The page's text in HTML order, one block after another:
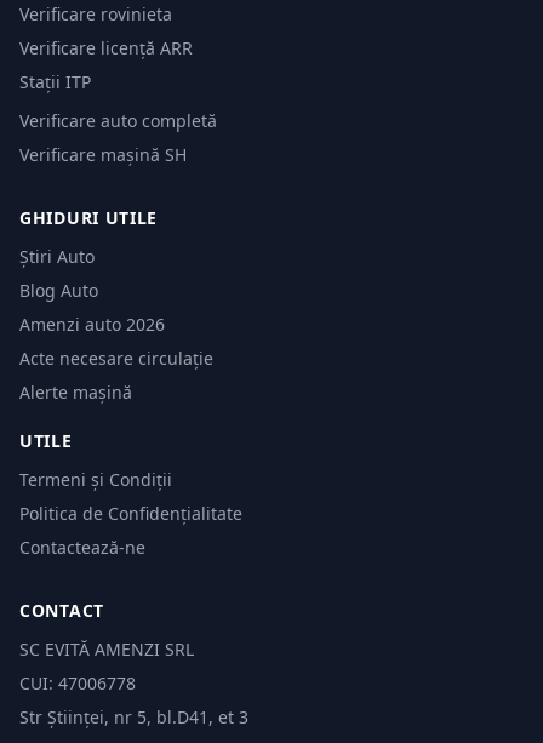
Verificare rovinieta
Verificare licență ARR
Stații ITP
Verificare auto completă
Verificare mașină SH
GHIDURI UTILE
Știri Auto
Blog Auto
Amenzi auto 2026
Acte necesare circulație
Alerte mașină
UTILE
Termeni și Condiții
Politica de Confidențialitate
Contactează-ne
CONTACT
SC EVITĂ AMENZI SRL
CUI: 47006778
Str Științei, nr 5, bl.D41, et 3